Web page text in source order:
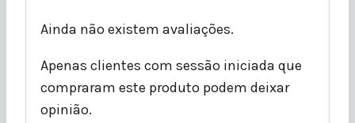
Ainda não existem avaliações.
Apenas clientes com sessão iniciada que
compraram este produto podem deixar
opinião.